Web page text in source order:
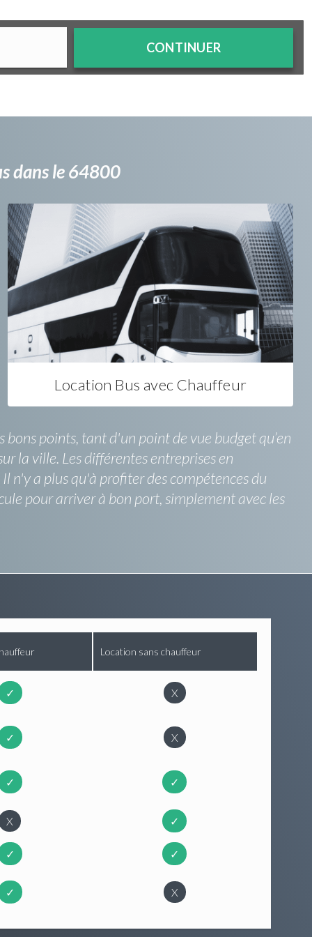
CONTINUER
dans le 64800
Location Bus avec Chauffeur
points, tant d'un point de vue budget qu’en
la ville. Les différentes entreprises en
n'y a plus qu'à profiter des compétences du
pour arriver à bon port, simplement avec les
Location sans chauffeur
✓ X
✓ X
✓ ✓
X ✓
✓ ✓
✓ X